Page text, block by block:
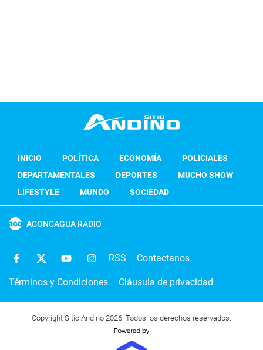
INICIO POLÍTICA ECONOMÍA
POLICIALES
DEPARTAMENTALES
DEPORTES
MUCHO SHOW
LIFESTYLE
MUNDO SOCIEDAD
ACONCAGUA RADIO
RSS Contactanos
Términos y Condiciones Cláusula de privacidad
Copyright Sitio Andino 2026. Todos los derechos reservados.